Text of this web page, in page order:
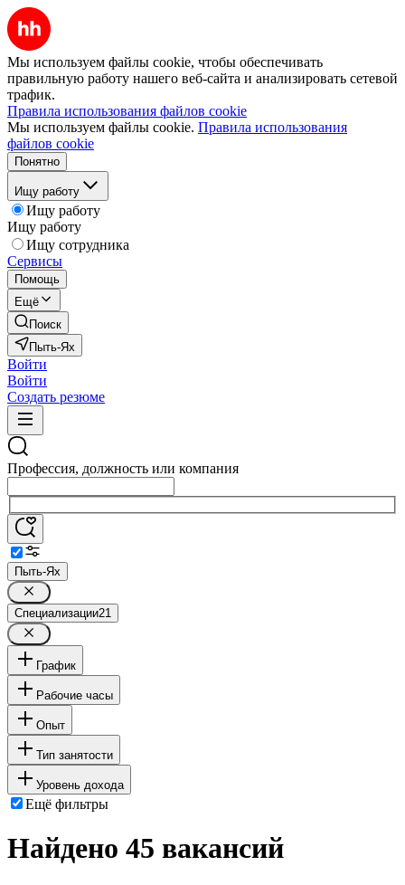
Мы используем файлы cookie, чтобы обеспечивать
правильную работу нашего веб-сайта и анализировать сетевой
трафик.
Правила использования файлов cookie
Мы используем файлы cookie. Правила использования
файлов cookie
Понятно
Ищу работу
Ищу работу
Ищу работу
Ищу сотрудника
Сервисы
Помощь
Ещё
Поиск
Пыть-Ях
Войти
Войти
Создать резюме
Профессия, должность или компания
Пыть-Ях
Специализации21
График
Рабочие часы
Опыт
Тип занятости
Уровень дохода
Ещё фильтры
Найдено 45 вакансий